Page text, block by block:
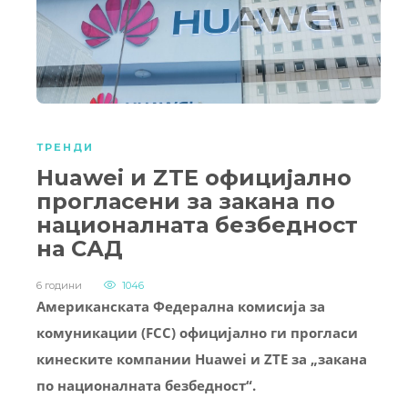
ТРЕНДИ
Huawei и ZTE официјално
прогласени за закана по
националната безбедност
на САД
6 години 1046
Американската Федерална комисија за
комуникации (FCC) официјално ги прогласи
кинеските компании Huawei и ZTE за „закана
по националната безбедност“.